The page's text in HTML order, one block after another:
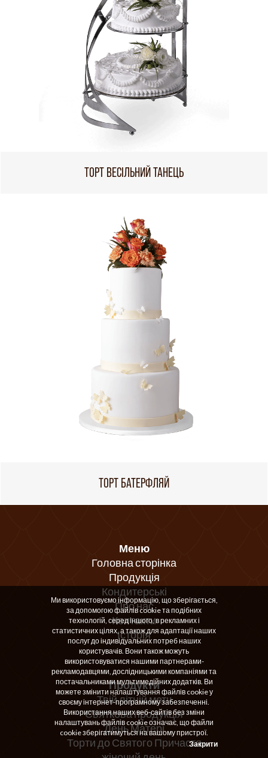
ТОРТ ВЕСІЛЬНИЙ ТАНЕЦЬ
ТОРТ БАТЕРФЛЯЙ
Меню
Головна сторінка
Продукція
Кондитерські
Про нас
Контакти
Історія
Продукти
Твій літній метч
Святкова продукція
День Матері
Торти до Святого Причастя
Ми використовуємо інформацію, що зберігається,
за допомогою файлів cookie та подібних
технологій, серед іншого, в рекламних і
статистичних цілях, а також для адаптації наших
послуг до індивідуальних потреб наших
користувачів. Вони також можуть
використовуватися нашими партнерами-
рекламодавцями, дослідницькими компаніями та
постачальниками мультимедійних додатків. Ви
можете змінити налаштування файлів cookie у
своєму інтернет-програмному забезпеченні.
Використання наших веб-сайтів без зміни
налаштувань файлів cookie означає, що файли
cookie зберігатимуться на вашому пристрої.
Закрити